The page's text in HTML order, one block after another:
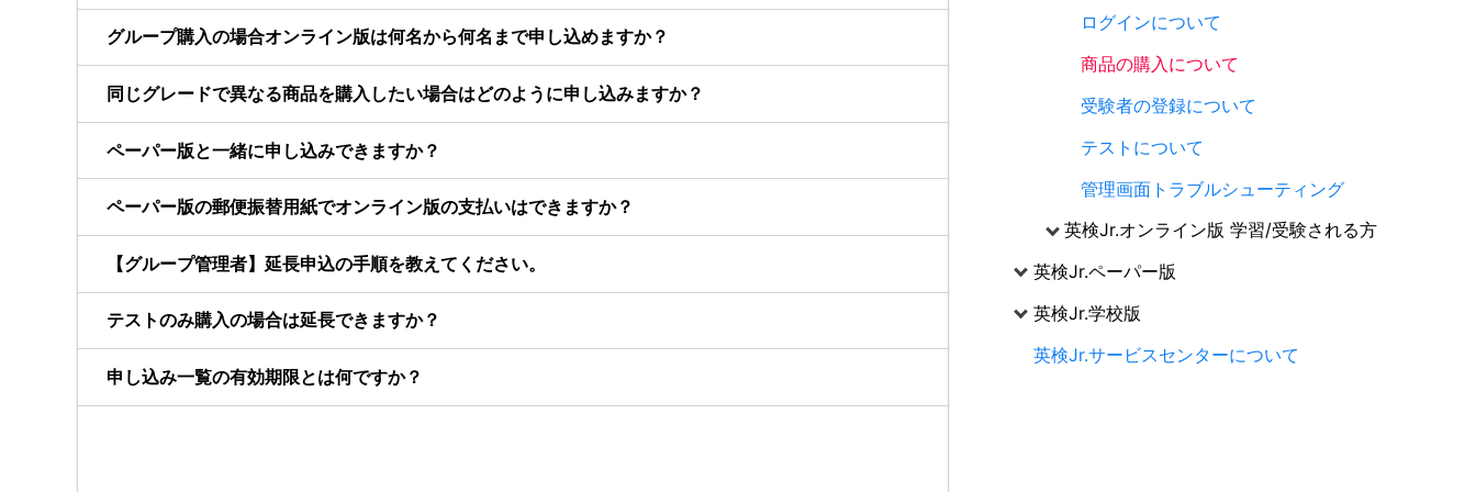
グループ購入の場合オンライン版は何名から何名まで申し込めますか？
同じグレードで異なる商品を購入したい場合はどのように申し込みますか？
ペーパー版と一緒に申し込みできますか？
ペーパー版の郵便振替用紙でオンライン版の支払いはできますか？
【グループ管理者】延長申込の手順を教えてください。
テストのみ購入の場合は延長できますか？
申し込み一覧の有効期限とは何ですか？
ログインについて
商品の購入について
受験者の登録について
テストについて
管理画面トラブルシューティング
英検Jr.オンライン版 学習/受験される方
英検Jr.ペーパー版
英検Jr.学校版
英検Jr.サービスセンターについて